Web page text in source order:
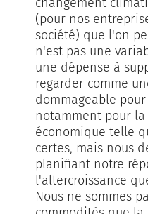
(pour nos
société) que l'on
n'est pas une
une dépense à
regarder comme
dommageable
notamment pour la
économique telle
certes, mais nous
planifiant notre
l'altercroissance
Nous ne sommes